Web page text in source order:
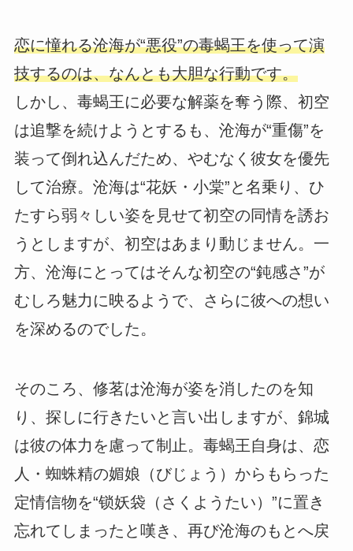
恋に憧れる沧海が“悪役”の毒蝎王を使って演
技するのは、なんとも大胆な行動です。
しかし、毒蝎王に必要な解薬を奪う際、初空
は追撃を続けようとするも、沧海が“重傷”を
装って倒れ込んだため、やむなく彼女を優先
して治療。沧海は“花妖・小棠”と名乗り、ひ
たすら弱々しい姿を見せて初空の同情を誘お
うとしますが、初空はあまり動じません。一
方、沧海にとってはそんな初空の“鈍感さ”が
むしろ魅力に映るようで、さらに彼への想い
を深めるのでした。
そのころ、修茗は沧海が姿を消したのを知
り、探しに行きたいと言い出しますが、錦城
は彼の体力を慮って制止。毒蝎王自身は、恋
人・蜘蛛精の媚娘（びじょう）からもらった
定情信物を“锁妖袋（さくようたい）”に置き
忘れてしまったと嘆き、再び沧海のもとへ戻